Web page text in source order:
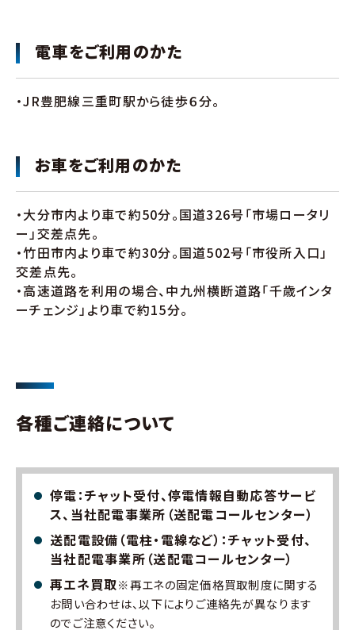
電車をご利用のかた
・JR豊肥線三重町駅から徒歩６分。
お車をご利用のかた
・大分市内より車で約50分。国道326号「市場ロータリ
ー」交差点先。
・竹田市内より車で約30分。国道502号「市役所入口」
交差点先。
・高速道路を利用の場合、中九州横断道路「千歳インタ
ーチェンジ」より車で約15分。
各種ご連絡について
停電：チャット受付、停電情報自動応答サービ
ス、当社配電事業所（送配電コールセンター）
送配電設備（電柱・電線など）：チャット受付、
当社配電事業所（送配電コールセンター）
再エネ買取※再エネの固定価格買取制度に関する
お問い合わせは、以下によりご連絡先が異なります
のでご注意ください。